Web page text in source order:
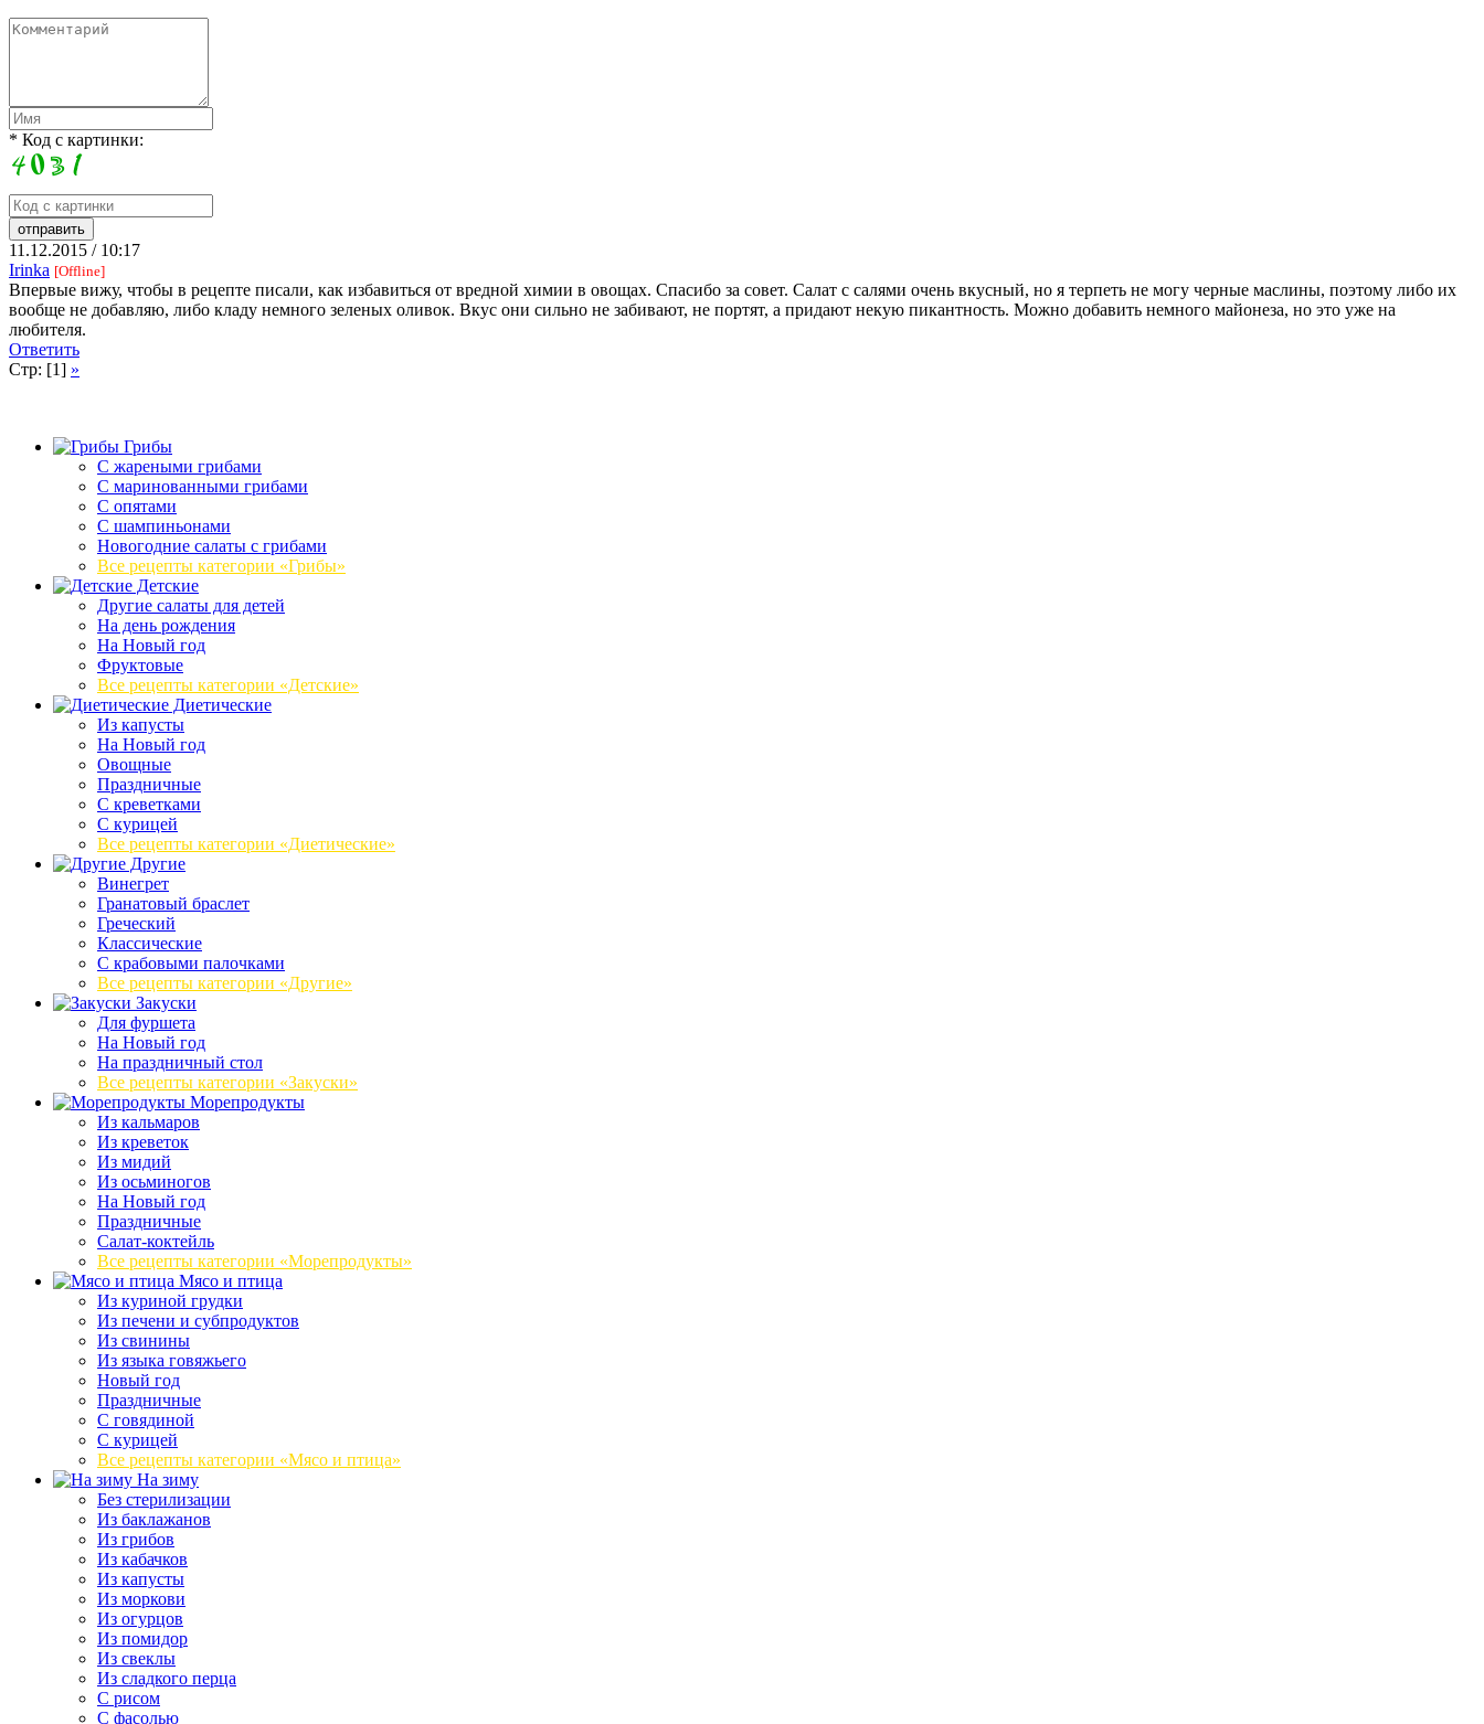
* Код с картинки:
11.12.2015 / 10:17
Irinka [Offline]
Впервые вижу, чтобы в рецепте писали, как избавиться от вредной химии в овощах. Спасибо за совет. Салат с салями очень вкусный, но я терпеть не могу черные маслины, поэтому либо их
вообще не добавляю, либо кладу немного зеленых оливок. Вкус они сильно не забивают, не портят, а придают некую пикантность. Можно добавить немного майонеза, но это уже на
любителя.
Ответить
Стр: [1] »
Грибы
C жареными грибами
C маринованными грибами
C опятами
C шампиньонами
Новогодние салаты с грибами
Все рецепты категории «Грибы»
Детские
Другие салаты для детей
На день рождения
На Новый год
Фруктовые
Все рецепты категории «Детские»
Диетические
Из капусты
На Новый год
Овощные
Праздничные
С креветками
С курицей
Все рецепты категории «Диетические»
Другие
Винегрет
Гранатовый браслет
Греческий
Классические
С крабовыми палочками
Все рецепты категории «Другие»
Закуски
Для фуршета
На Новый год
На праздничный стол
Все рецепты категории «Закуски»
Морепродукты
Из кальмаров
Из креветок
Из мидий
Из осьминогов
На Новый год
Праздничные
Салат-коктейль
Все рецепты категории «Морепродукты»
Мясо и птица
Из куриной грудки
Из печени и субпродуктов
Из свинины
Из языка говяжьего
Новый год
Праздничные
С говядиной
С курицей
Все рецепты категории «Мясо и птица»
На зиму
Без стерилизации
Из баклажанов
Из грибов
Из кабачков
Из капусты
Из моркови
Из огурцов
Из помидор
Из свеклы
Из сладкого перца
С рисом
С фасолью